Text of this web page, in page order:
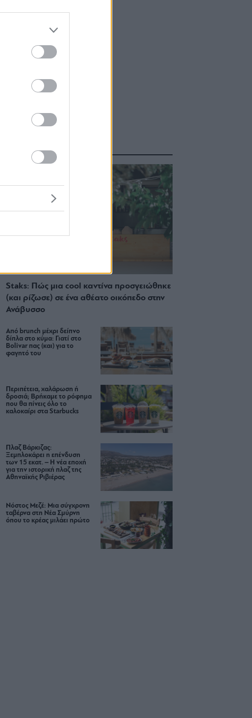
Staks: Πώς μια cool καντίνα προσγειώθηκε
(και ρίζωσε) σε ένα αθέατο οικόπεδο στην
Ανάβυσσο
Από brunch μέχρι δείπνο
δίπλα στο κύμα: Γιατί στο
Bolivar πας (και) για το
φαγητό του
Περιπέτεια, χαλάρωση ή
δροσιά; Βρήκαμε το ρόφημα
που θα πίνεις όλο το
καλοκαίρι στα Starbucks
Πλαζ Βάρκιζας:
Ξεμπλοκάρει η επένδυση
των 15 εκατ. – Η νέα εποχή
για την ιστορική πλαζ της
Αθηναϊκής Ριβιέρας
Νόστος Μεζέ: Μια σύγχρονη
ταβέρνα στη Νέα Σμύρνη
όπου το κρέας μιλάει πρώτο